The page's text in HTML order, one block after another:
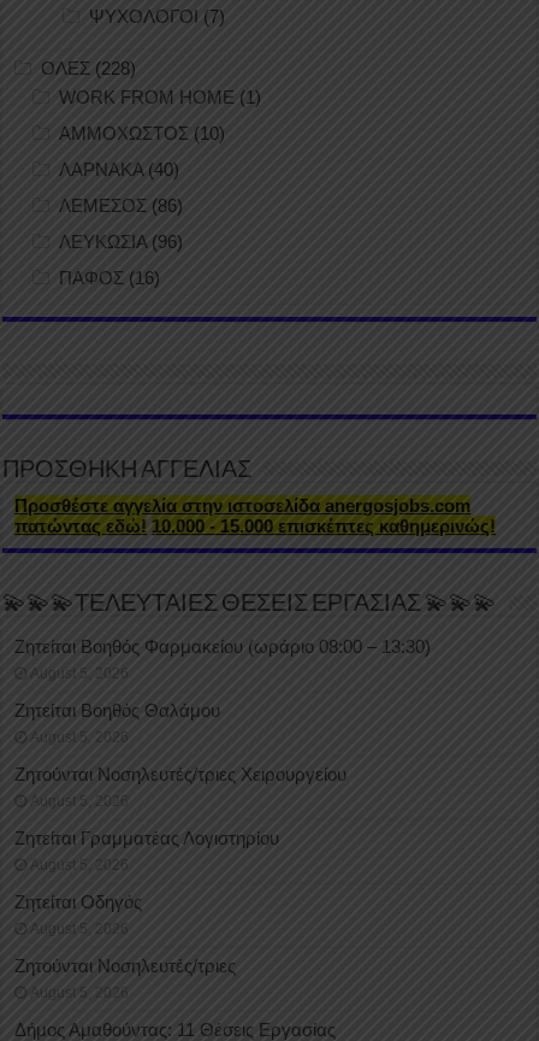
ΨΥΧΟΛΟΓΟΙ (7)
ΟΛΕΣ (228)
WORK FROM HOME (1)
ΑΜΜΟΧΩΣΤΟΣ (10)
ΛΑΡΝΑΚΑ(40)
ΛΕΜΕΣΟΣ (86)
ΛΕΥΚΩΣΙΑ(96)
ΠΑΦΟΣ (16)
ΠΡΟΣΘΗΚΗ ΑΓΓΕΛΙΑΣ
Προσθέστε αγγελία στην ιστοσελίδα anergosjobs.com
πατώντας εδώ! 10.000 - 15.000 επισκέπτες καθημερινώς!
💫💫💫ΤΕΛΕΥΤΑΙΕΣ ΘΕΣΕΙΣ ΕΡΓΑΣΙΑΣ 💫💫💫
Ζητείται Βοηθός Φαρμακείου (ωράριο 08:00 – 13:30)
August 5, 2026
Ζητείται Βοηθός Θαλάμου
August 5, 2026
Ζητούνται Νοσηλευτές/τριες Χειρουργείου
August 5, 2026
Ζητείται Γραμματέας Λογιστηρίου
August 5, 2026
Ζητείται Οδηγός
August 5, 2026
Ζητούνται Νοσηλευτές/τριες
August 5, 2026
Δήμος Αμαθούντας: 11 Θέσεις Εργασίας